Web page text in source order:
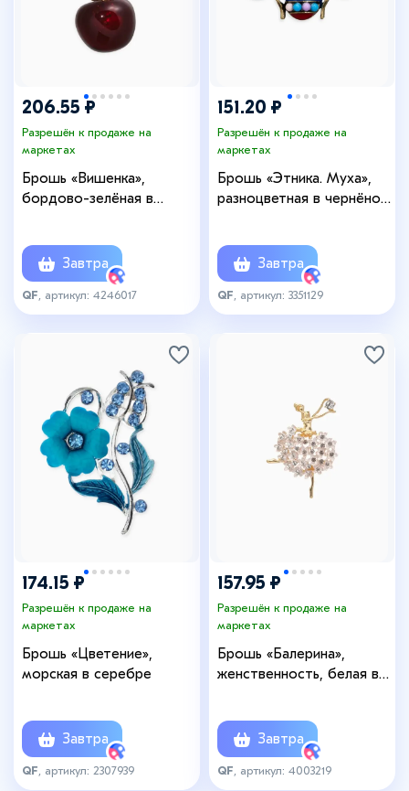
206.55 ₽
Разрешён к продаже на
маркетах
Брошь «Вишенка»,
бордово-зелёная в
Завтра
QF , артикул: 4246017
151.20 ₽
Разрешён к продаже на
маркетах
Брошь «Этника. Муха»,
разноцветная в чернёном
Завтра
QF , артикул: 3351129
174.15 ₽
Разрешён к продаже на
маркетах
Брошь «Цветение»,
морская в серебре
Завтра
QF , артикул: 2307939
157.95 ₽
Разрешён к продаже на
маркетах
Брошь «Балерина»,
женственность, белая в
Завтра
QF , артикул: 4003219